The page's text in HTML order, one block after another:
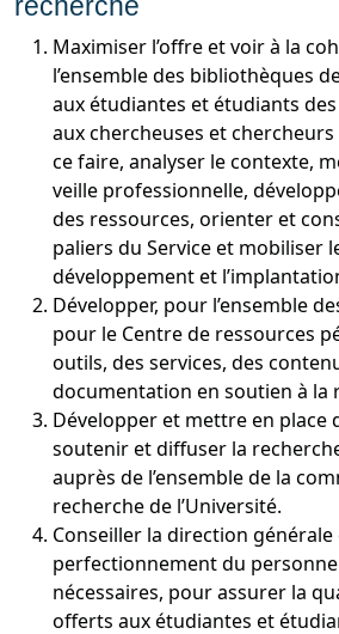
Maximiser l’offre et voir à la
l’ensemble des bibliothèques
aux étudiantes et étudiants
aux chercheuses et chercheurs
ce faire, analyser le contexte,
veille professionnelle,
des ressources, orienter et
paliers du Service et mobiliser
développement et
Développer, pour l’ensemble
pour le Centre de ressources
outils, des services, des
documentation en soutien à la
Développer et mettre en place
soutenir et diffuser la
auprès de l’ensemble de la
recherche de l’Université.
Conseiller la direction générale
perfectionnement du
nécessaires, pour assurer la
offerts aux étudiantes et